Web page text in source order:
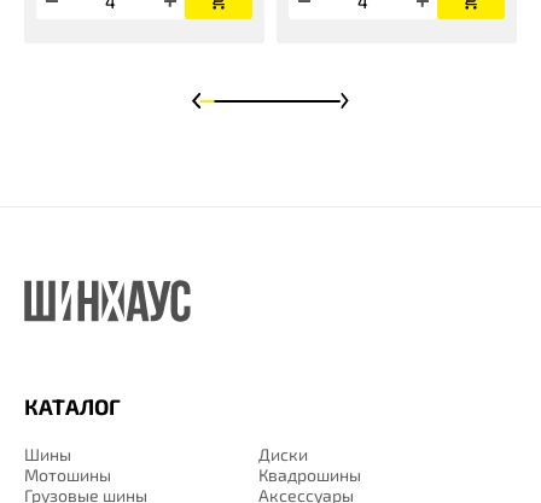
КАТАЛОГ
Шины
Диски
Мотошины
Квадрошины
Грузовые шины
Аксессуары